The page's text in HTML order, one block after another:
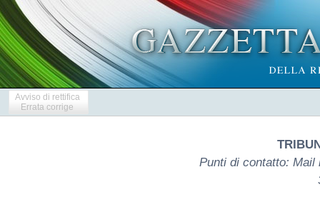
Avviso di rettifica
Errata corrige
Punti di contatto: Mail